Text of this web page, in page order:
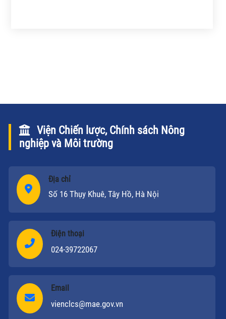
Viện Chiến lược, Chính sách Nông
nghiệp và Môi trường
Địa chỉ
Số 16 Thụy Khuê, Tây Hồ, Hà Nội
Điện thoại
024-39722067
Email
vienclcs@mae.gov.vn